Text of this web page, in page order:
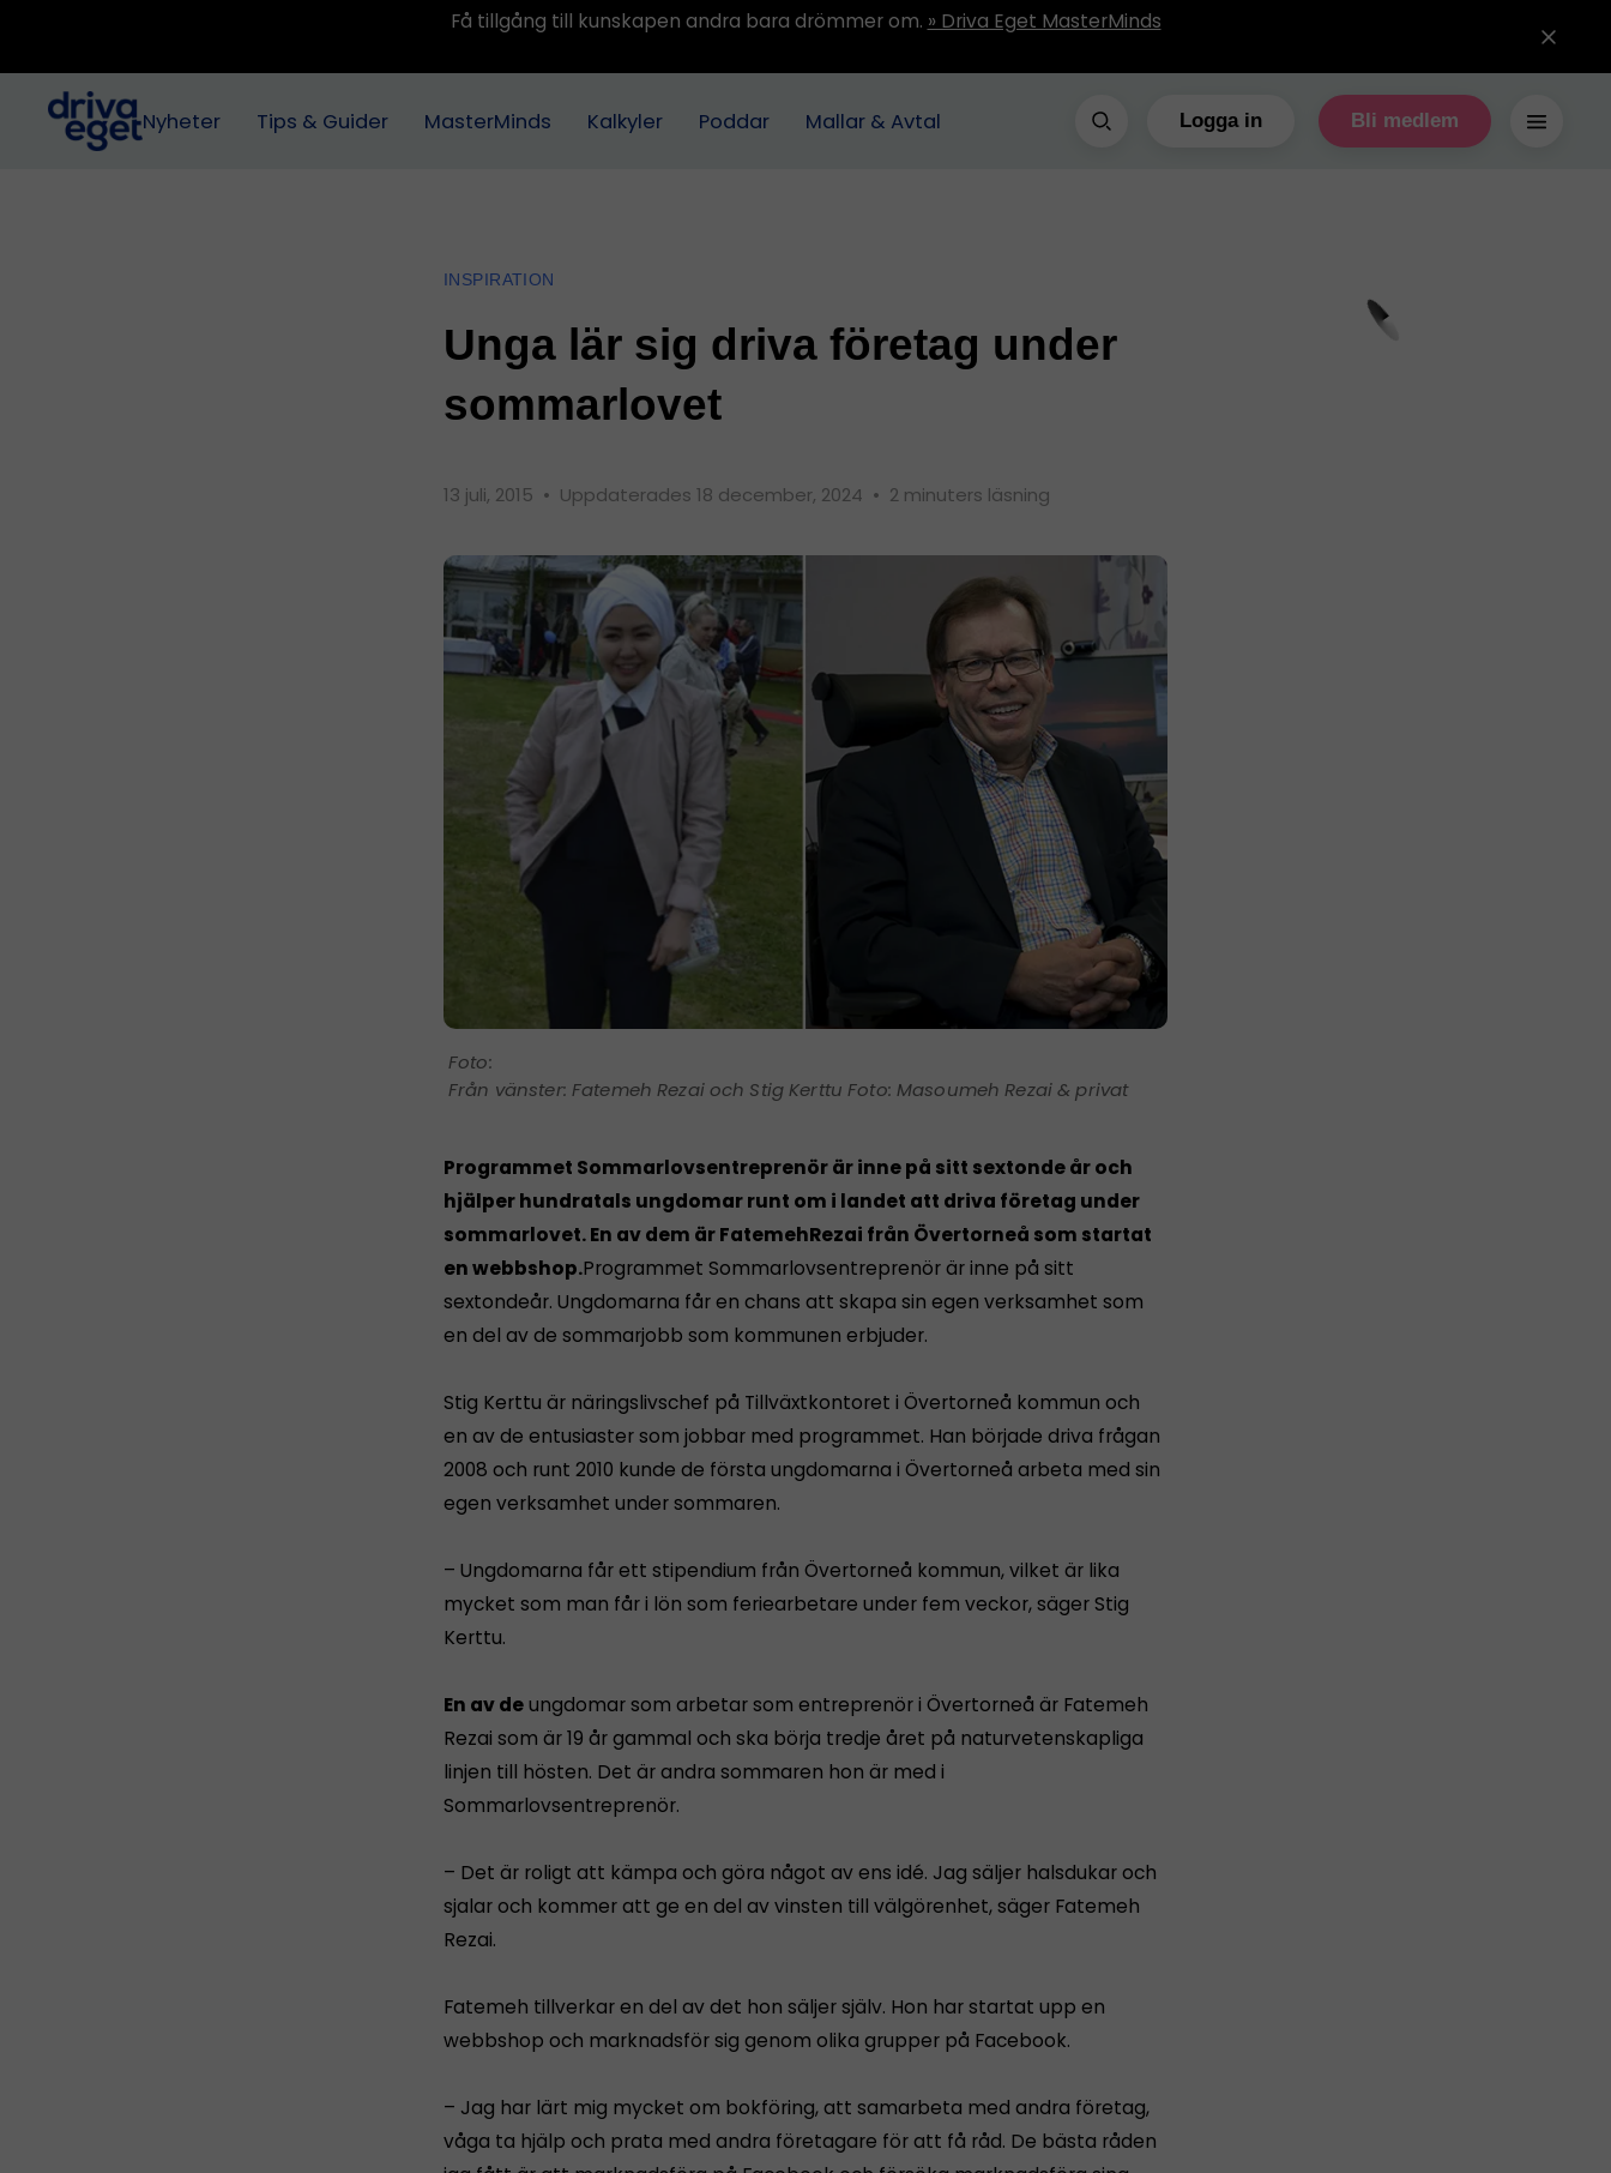
Få tillgång till kunskapen andra bara drömmer om. » Driva Eget MasterMinds
Nyheter Tips & Guider MasterMinds Kalkyler Poddar Mallar & Avtal Logga in Bli medlem
INSPIRATION
Unga lär sig driva företag under
sommarlovet
13 juli, 2015 • Uppdaterades 18 december, 2024 • 2 minuters läsning
Från vänster: Fatemeh Rezai och Stig Kerttu Foto: Masoumeh Rezai & privat
Programmet Sommarlovsentreprenör är inne på sitt sextonde år och
hjälper hundratals ungdomar runt om i landet att driva företag under
sommarlovet. En av dem ärFatemehRezai från Övertorneå som startat
en webbshop.Programmet Sommarlovsentreprenör är inne på sitt
sextondeår. Ungdomarna får en chans att skapa sin egen verksamhet som
en del av de sommarjobb som kommunen erbjuder.
Stig Kerttu är näringslivschef på Tillväxtkontoret i Övertorneå kommun och
en av de entusiaster som jobbar med programmet. Han började driva frågan
2008 och runt 2010 kunde de första ungdomarna i Övertorneå arbeta med sin
egen verksamhet under sommaren.
– Ungdomarna får ett stipendium från Övertorneå kommun, vilket är lika
mycket som man får i lön som feriearbetare under fem veckor, säger Stig
Kerttu.
En av deungdomar som arbetar som entreprenör i Övertorneå är Fatemeh
Rezai som är 19 år gammal och ska börja tredje året på naturvetenskapliga
linjen till hösten. Det är andra sommaren hon är med i
Sommarlovsentreprenör.
– Det är roligt att kämpa och göra något av ens idé. Jag säljer halsdukar och
sjalar och kommer att ge en del av vinsten till välgörenhet, säger Fatemeh
Rezai.
Fatemeh tillverkar en del av det hon säljer själv. Hon har startat upp en
webbshop och marknadsför sig genom olika grupper på Facebook.
– Jag har lärt mig mycket om bokföring, att samarbeta med andra företag,
våga ta hjälp och prata med andra företagare för att få råd. De bästa råden